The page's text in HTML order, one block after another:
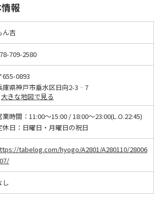
報
ん吉
709-2580
655-0893
庫県神戸市垂水区日向2-3‐7
大きな地図で見る
業時間： 11:00～15:00 / 18:00～23:00(L.O.22:45)
休日： 日曜日・月曜日の祝日
tabelog.com/hyogo/A2801/A280110/28006
し